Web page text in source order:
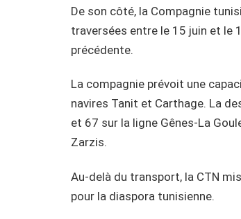
De son côté, la Compagnie
traversées entre le 15 juin et le
précédente.
La compagnie prévoit une
navires Tanit et Carthage. La
et 67 sur la ligne Gênes-La
Zarzis.
Au-delà du transport, la CTN
pour la diaspora tunisienne.